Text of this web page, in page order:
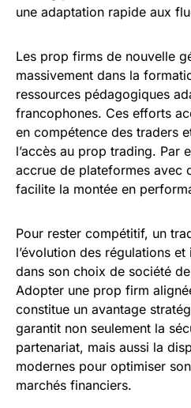
une adaptation rapide aux
Les prop firms de nouvelle
massivement dans la
ressources pédagogiques
francophones. Ces efforts
en compétence des traders
l’accès au prop trading. Par
accrue de plateformes avec
facilite la montée en
Pour rester compétitif, un
l’évolution des régulations
dans son choix de société
Adopter une prop firm
constitue un avantage
garantit non seulement la
partenariat, mais aussi la
modernes pour optimiser
marchés financiers.